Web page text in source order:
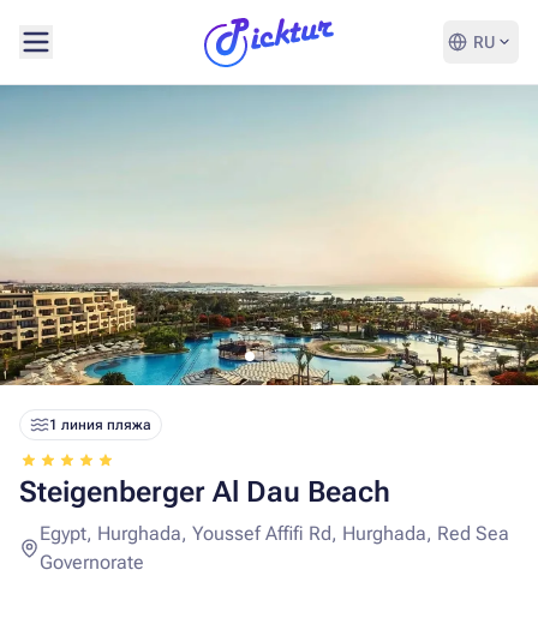
RU
1 линия пляжа
Steigenberger Al Dau Beach
Egypt, Hurghada, Youssef Affifi Rd, Hurghada, Red Sea
Governorate